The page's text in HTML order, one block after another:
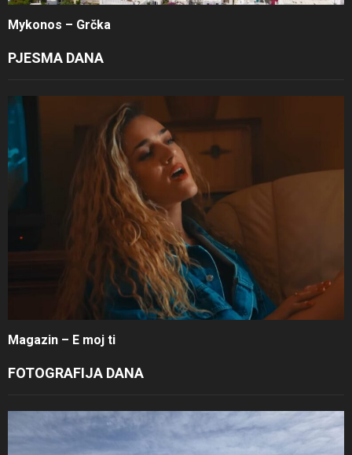
Mykonos – Grčka
PJESMA DANA
Magazin – E moj ti
FOTOGRAFIJA DANA